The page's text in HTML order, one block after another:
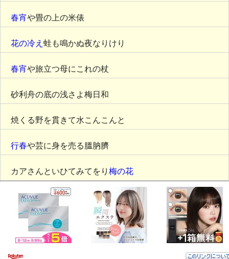
春宵や畳の上の米俵
花の冷え 蛙も鳴かぬ夜なりけり
春宵や旅立つ母にこれの杖
砂利舟の底の浅さよ梅日和
焼くる野を貫きて水こんこんと
行春や芸に身を売る膃肭臍
カアさんといひてみてをり 梅の花